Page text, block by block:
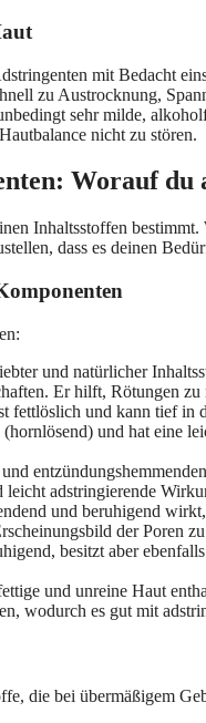
mit Bedacht
zu Austrocknung,
sehr milde,
nicht zu stören.
Worauf du
Inhaltsstoffen
dass es deinen
und natürlicher
Er hilft, Rötungen
fettlöslich und kann tief in
und hat eine
adstringierende
und beruhigend
der Poren zu
besitzt aber
und unreine Haut
wodurch es gut mit
die bei übermäßigem